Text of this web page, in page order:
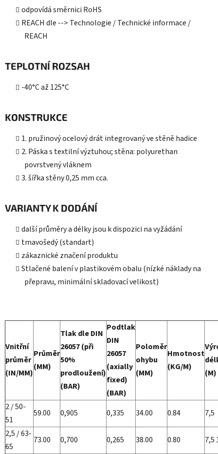
odpovídá směrnici RoHS
REACH dle --> Technologie / Technické informace /
REACH
TEPLOTNÍ ROZSAH
-40°C až 125°C
KONSTRUKCE
1. pružinový ocelový drát integrovaný ve stěně hadice
2. Páska s textilní výztuhou; stěna: polyurethan
povrstvený vláknem
3. šířka stěny 0,25 mm cca.
VARIANTY K DODÁNÍ
další průměry a délky jsou k dispozici na vyžádání
tmavošedý (standart)
zákaznické značení produktu
Stlačené balení v plastikovém obalu (nízké náklady na
přepravu, minimální skladovací velikost)
Vnitřní
průměr
(IN/MM)
Průměr
(MM)
Tlak dle DIN
26057 (při
50%
prodloužení)
(BAR)
Podtlak
DIN
26057
(axially
fixed)
(BAR)
Poloměr
ohybu
(MM)
Hmotnost
(KG/M)
(M)
2 / 50-
51
59.00 0,905 0,335 34.00 0.84
7,5
2,5 / 63-
65
73.00 0,700 0,265 38.00 0.80 7,5